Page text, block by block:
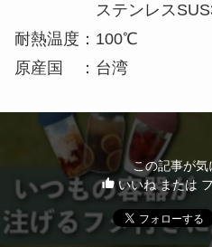
ステンレス
耐熱温度：100℃
原産国 ：台湾
この記事が気
いいね または